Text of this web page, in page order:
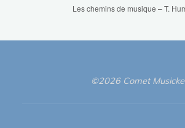
Les chemins de musique – T.
©2026 Comet Musicke